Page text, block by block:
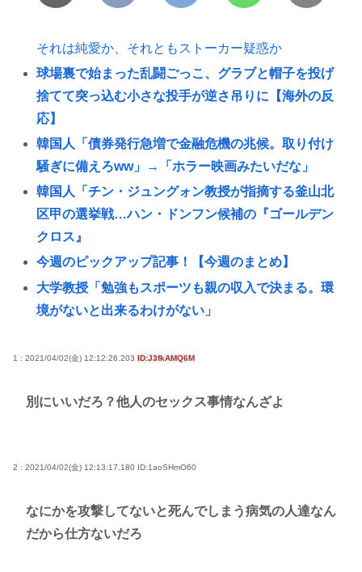
それは純愛か、それともストーカー疑惑か
球場裏で始まった乱闘ごっこ、グラブと帽子を投げ
捨てて突っ込む小さな投手が逆さ吊りに【海外の反
応】
韓国人「債券発行急増で金融危機の兆候。取り付け
騒ぎに備えろww」→「ホラー映画みたいだな」
韓国人「チン・ジュングォン教授が指摘する釜山北
区甲の選挙戦…ハン・ドンフン候補の『ゴールデン
クロス』
今週のピックアップ記事！【今週のまとめ】
大学教授「勉強もスポーツも親の収入で決まる。環
境がないと出来るわけがない」
る？」現実と仮想の境界が曖昧に…海外メディアも
Every Little Thingがデビュー30周年で楽曲人気投票
【大甲子園】被災地熊本県が涙 初出場の熊本代表有
X「B’z、ミスチル、サザン、ドリカム、スピッツが
1 : 2021/04/02(金) 12:12:26.203 ID:J3fkAMQ6M
別にいいだろ？他人のセックス事情なんざよ
2 : 2021/04/02(金) 12:13:17.180 ID:1aoSHmO60
なにかを攻撃してないと死んでしまう病気の人達なん
だから仕方ないだろ